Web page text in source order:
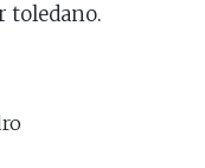
toledano.